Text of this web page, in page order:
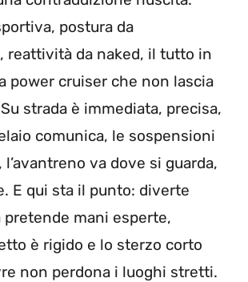
postura da
reattività da naked, il tutto in
power cruiser che non lascia
strada è immediata, precisa,
comunica, le sospensioni
va dove si guarda,
E qui sta il punto: diverte
pretende mani esperte,
è rigido e lo sterzo corto
non perdona i luoghi stretti.